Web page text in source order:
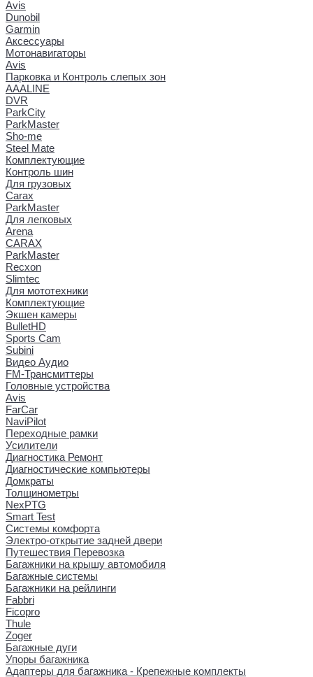
Avis
Dunobil
Garmin
Аксессуары
Мотонавигаторы
Avis
Парковка и Контроль слепых зон
AAALINE
DVR
ParkCity
ParkMaster
Sho-me
Steel Mate
Комплектующие
Контроль шин
Для грузовых
Carax
ParkMaster
Для легковых
Arena
CARAX
ParkMaster
Recxon
Slimtec
Для мототехники
Комплектующие
Экшен камеры
BulletHD
Sports Cam
Subini
Видео Аудио
FM-Трансмиттеры
Головные устройства
Avis
FarCar
NaviPilot
Переходные рамки
Усилители
Диагностика Ремонт
Диагностические компьютеры
Домкраты
Толщинометры
NexPTG
Smart Test
Системы комфорта
Электро-открытие задней двери
Путешествия Перевозка
Багажники на крышу автомобиля
Багажные системы
Багажники на рейлинги
Fabbri
Ficopro
Thule
Zoger
Багажные дуги
Упоры багажника
Адаптеры для багажника - Крепежные комплекты